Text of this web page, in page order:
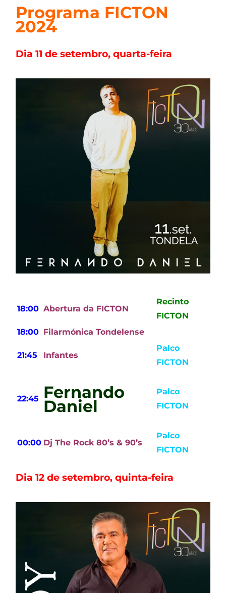
Programa FICTON
2024
Dia 11 de setembro, quarta-feira
18:00 Abertura da FICTON
Recinto
FICTON
18:00 Filarmónica Tondelense
21:45 Infantes
Palco
FICTON
22:45 Fernando
Daniel
Palco
FICTON
00:00 Dj The Rock 80’s & 90’s
Palco
FICTON
Dia 12 de setembro, quinta-feira